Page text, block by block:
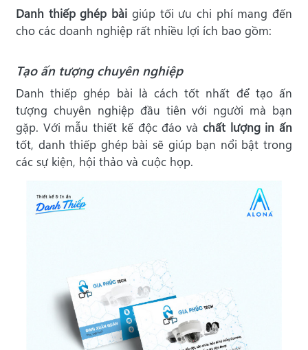
Danh thiếp ghép bài giúp tối ưu chi phí mang đến
cho các doanh nghiệp rất nhiều lợi ích bao gồm:
Tạo ấn tượng chuyên nghiệp
Danh thiếp ghép bài là cách tốt nhất để tạo ấn
tượng chuyên nghiệp đầu tiên với người mà bạn
gặp. Với mẫu thiết kế độc đáo và chất lượng in ấn
tốt, danh thiếp ghép bài sẽ giúp bạn nổi bật trong
các sự kiện, hội thảo và cuộc họp.